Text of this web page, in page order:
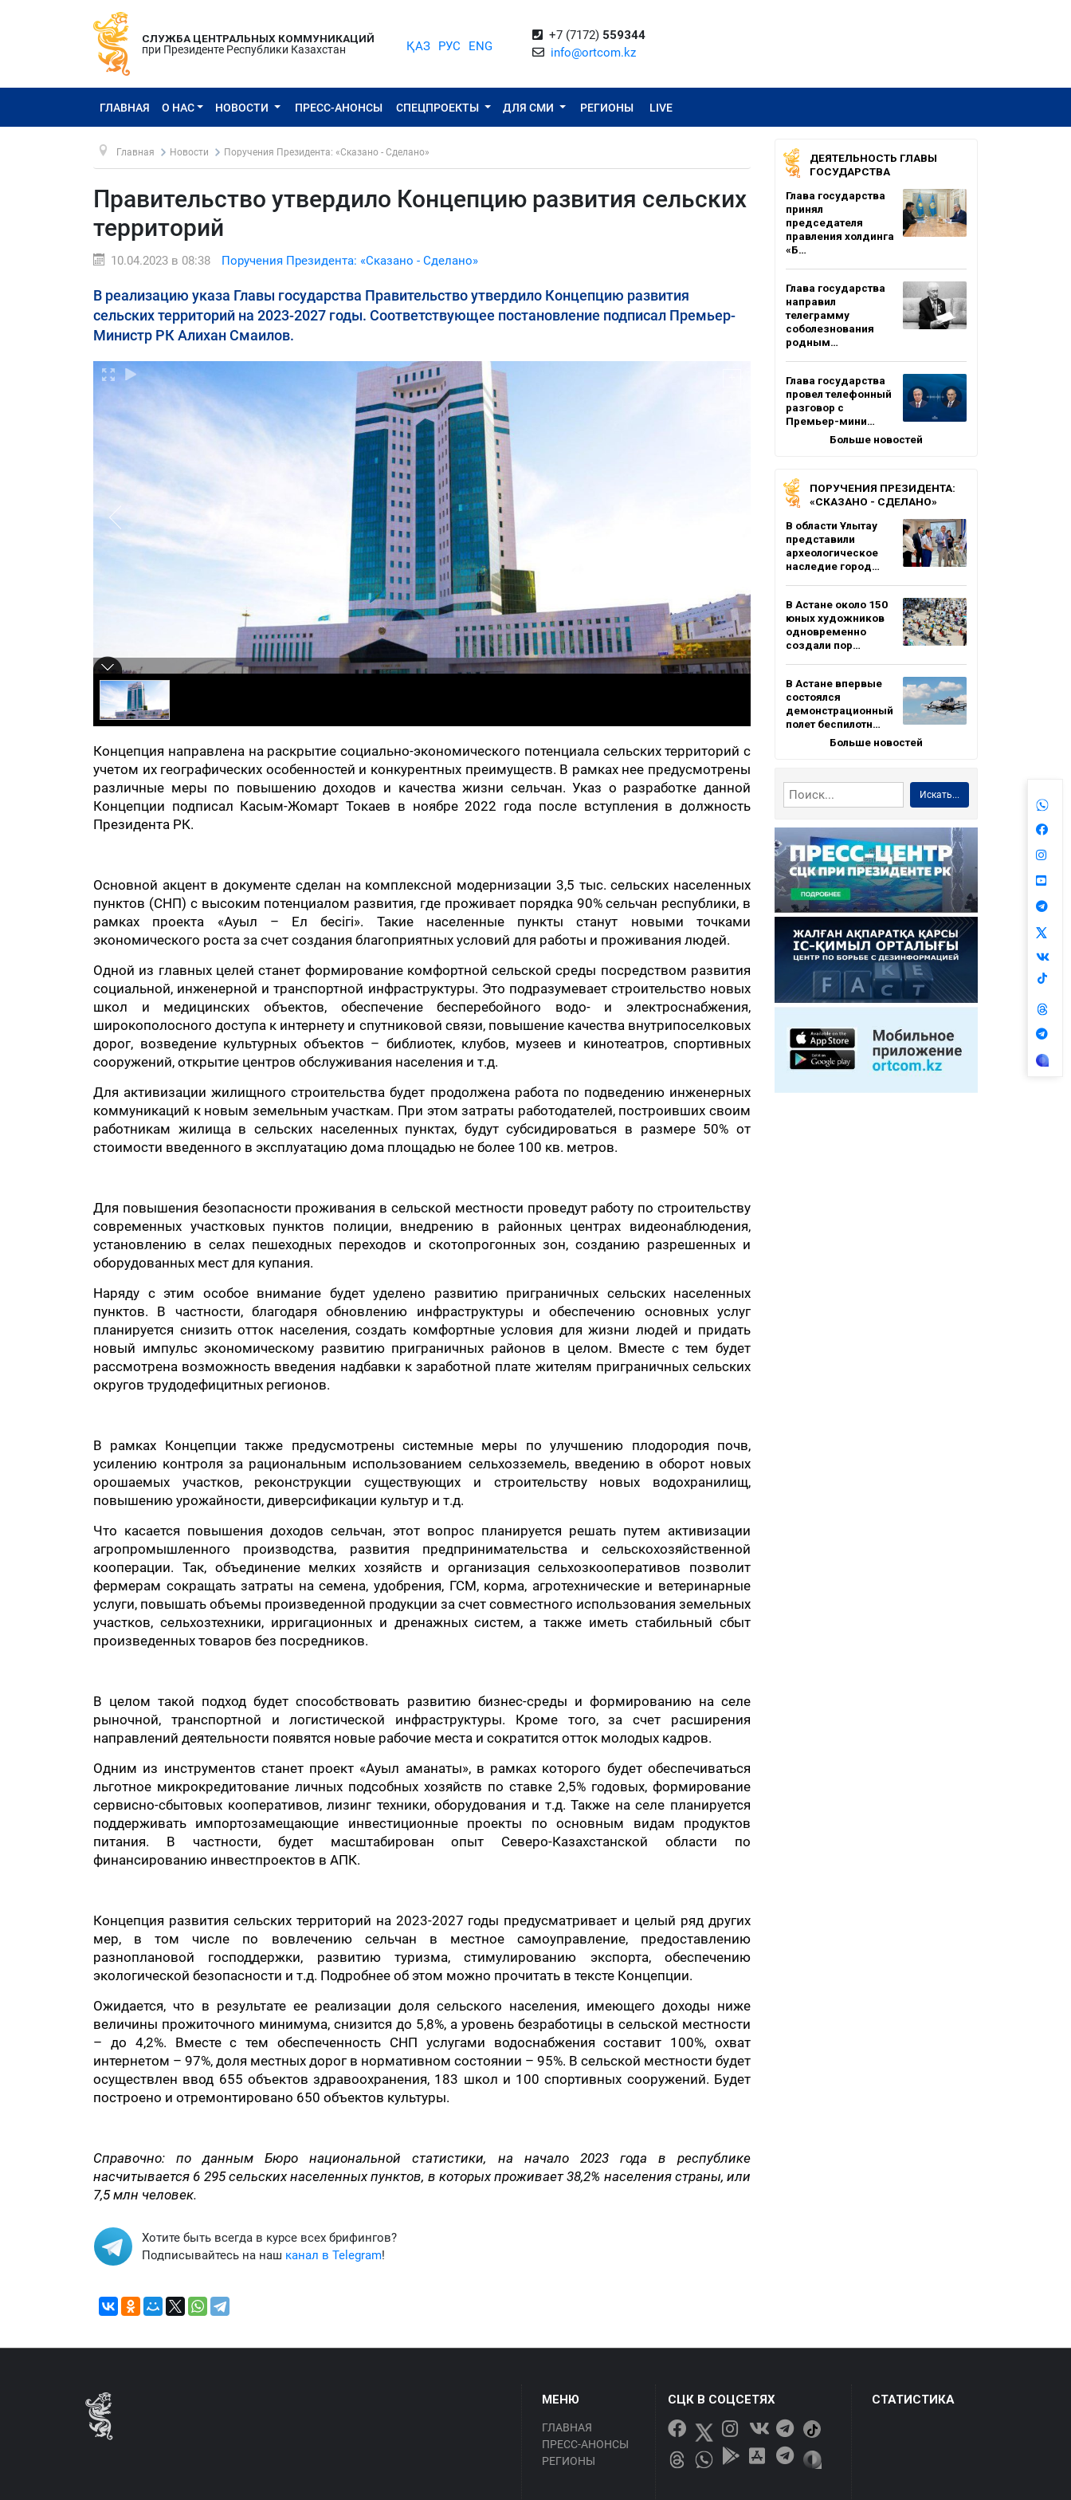
СЛУЖБА ЦЕНТРАЛЬНЫХ КОММУНИКАЦИЙ
при Президенте Республики Казахстан
ҚАЗ РУС ENG
+7 (7172) 559344
info@ortcom.kz
ГЛАВНАЯ О НАС НОВОСТИ ПРЕСС-АНОНСЫ СПЕЦПРОЕКТЫ ДЛЯ СМИ РЕГИОНЫ LIVE
Главная Новости Поручения Президента: «Сказано - Сделано»
Правительство утвердило Концепцию развития сельских
территорий
10.04.2023 в 08:38 Поручения Президента: «Сказано - Сделано»
В реализацию указа Главы государства Правительство утвердило Концепцию развития
сельских территорий на 2023-2027 годы. Соответствующее постановление подписал Премьер-
Министр РК Алихан Смаилов.
Концепция направлена на раскрытие социально-экономического потенциала сельских территорий с
учетом их географических особенностей и конкурентных преимуществ. В рамках нее предусмотрены
различные меры по повышению доходов и качества жизни сельчан. Указ о разработке данной
Концепции подписал Касым-Жомарт Токаев в ноябре 2022 года после вступления в должность
Президента РК.
Основной акцент в документе сделан на комплексной модернизации 3,5 тыс. сельских населенных
пунктов (СНП) с высоким потенциалом развития, где проживает порядка 90% сельчан республики, в
рамках проекта «Ауыл – Ел бесігі». Такие населенные пункты станут новыми точками
экономического роста за счет создания благоприятных условий для работы и проживания людей.
Одной из главных целей станет формирование комфортной сельской среды посредством развития
социальной, инженерной и транспортной инфраструктуры. Это подразумевает строительство новых
школ и медицинских объектов, обеспечение бесперебойного водо- и электроснабжения,
широкополосного доступа к интернету и спутниковой связи, повышение качества внутрипоселковых
дорог, возведение культурных объектов – библиотек, клубов, музеев и кинотеатров, спортивных
сооружений, открытие центров обслуживания населения и т.д.
Для активизации жилищного строительства будет продолжена работа по подведению инженерных
коммуникаций к новым земельным участкам. При этом затраты работодателей, построивших своим
работникам жилища в сельских населенных пунктах, будут субсидироваться в размере 50% от
стоимости введенного в эксплуатацию дома площадью не более 100 кв. метров.
Для повышения безопасности проживания в сельской местности проведут работу по строительству
современных участковых пунктов полиции, внедрению в районных центрах видеонаблюдения,
установлению в селах пешеходных переходов и скотопрогонных зон, созданию разрешенных и
оборудованных мест для купания.
Наряду с этим особое внимание будет уделено развитию приграничных сельских населенных
пунктов. В частности, благодаря обновлению инфраструктуры и обеспечению основных услуг
планируется снизить отток населения, создать комфортные условия для жизни людей и придать
новый импульс экономическому развитию приграничных районов в целом. Вместе с тем будет
рассмотрена возможность введения надбавки к заработной плате жителям приграничных сельских
округов трудодефицитных регионов.
В рамках Концепции также предусмотрены системные меры по улучшению плодородия почв,
усилению контроля за рациональным использованием сельхозземель, введению в оборот новых
орошаемых участков, реконструкции существующих и строительству новых водохранилищ,
повышению урожайности, диверсификации культур и т.д.
Что касается повышения доходов сельчан, этот вопрос планируется решать путем активизации
агропромышленного производства, развития предпринимательства и сельскохозяйственной
кооперации. Так, объединение мелких хозяйств и организация сельхозкооперативов позволит
фермерам сокращать затраты на семена, удобрения, ГСМ, корма, агротехнические и ветеринарные
услуги, повышать объемы произведенной продукции за счет совместного использования земельных
участков, сельхозтехники, ирригационных и дренажных систем, а также иметь стабильный сбыт
произведенных товаров без посредников.
В целом такой подход будет способствовать развитию бизнес-среды и формированию на селе
рыночной, транспортной и логистической инфраструктуры. Кроме того, за счет расширения
направлений деятельности появятся новые рабочие места и сократится отток молодых кадров.
Одним из инструментов станет проект «Ауыл аманаты», в рамках которого будет обеспечиваться
льготное микрокредитование личных подсобных хозяйств по ставке 2,5% годовых, формирование
сервисно-сбытовых кооперативов, лизинг техники, оборудования и т.д. Также на селе планируется
поддерживать импортозамещающие инвестиционные проекты по основным видам продуктов
питания. В частности, будет масштабирован опыт Северо-Казахстанской области по
финансированию инвестпроектов в АПК.
Концепция развития сельских территорий на 2023-2027 годы предусматривает и целый ряд других
мер, в том числе по вовлечению сельчан в местное самоуправление, предоставлению
разноплановой господдержки, развитию туризма, стимулированию экспорта, обеспечению
экологической безопасности и т.д. Подробнее об этом можно прочитать в тексте Концепции.
Ожидается, что в результате ее реализации доля сельского населения, имеющего доходы ниже
величины прожиточного минимума, снизится до 5,8%, а уровень безработицы в сельской местности
– до 4,2%. Вместе с тем обеспеченность СНП услугами водоснабжения составит 100%, охват
интернетом – 97%, доля местных дорог в нормативном состоянии – 95%. В сельской местности будет
осуществлен ввод 655 объектов здравоохранения, 183 школ и 100 спортивных сооружений. Будет
построено и отремонтировано 650 объектов культуры.
Справочно: по данным Бюро национальной статистики, на начало 2023 года в республике
насчитывается 6 295 сельских населенных пунктов, в которых проживает 38,2% населения страны, или
7,5 млн человек.
Хотите быть всегда в курсе всех брифингов?
Подписывайтесь на наш канал в Telegram!
ДЕЯТЕЛЬНОСТЬ ГЛАВЫ
ГОСУДАРСТВА
Глава государства
принял
председателя
правления холдинга
«Б…
Глава государства
направил
телеграмму
соболезнования
родным…
Глава государства
провел телефонный
разговор с
Премьер-мини…
Больше новостей
ПОРУЧЕНИЯ ПРЕЗИДЕНТА:
«СКАЗАНО - СДЕЛАНО»
В области Ұлытау
представили
археологическое
наследие город…
В Астане около 150
юных художников
одновременно
создали пор…
В Астане впервые
состоялся
демонстрационный
полет беспилотн…
Больше новостей
Искать...
МЕНЮ
ГЛАВНАЯ
ПРЕСС-АНОНСЫ
РЕГИОНЫ
СЦК В СОЦСЕТЯХ СТАТИСТИКА